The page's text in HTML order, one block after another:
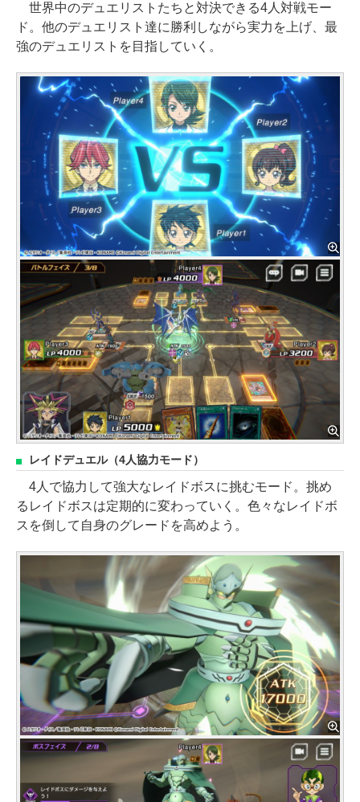
世界中のデュエリストたちと対決できる4人対戦モー
ド。他のデュエリスト達に勝利しながら実力を上げ、最
強のデュエリストを目指していく。
レイドデュエル（4人協力モード）
4人で協力して強大なレイドボスに挑むモード。挑め
るレイドボスは定期的に変わっていく。色々なレイドボ
スを倒して自身のグレードを高めよう。